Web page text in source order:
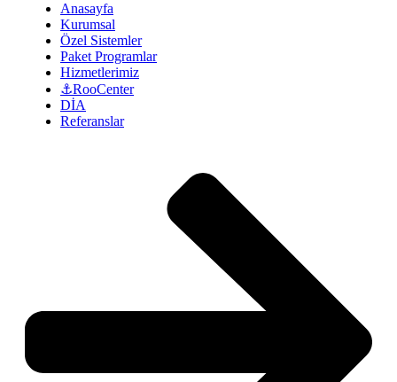
Anasayfa
Kurumsal
Özel Sistemler
Paket Programlar
Hizmetlerimiz
⚓RooCenter
DİA
Referanslar